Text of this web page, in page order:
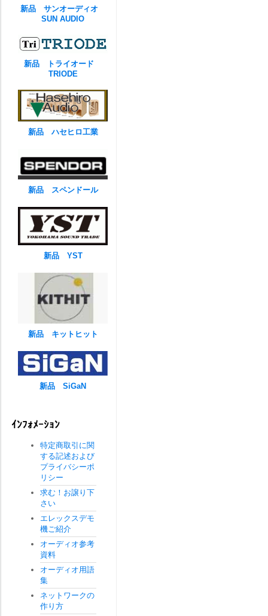
新品 サンオーディオ
SUN AUDIO
新品 トライオード
TRIODE
新品 ハセヒロ工業
新品 スペンドール
新品 YST
新品 キットヒット
新品 SiGaN
ｲﾝﾌｫﾒｰｼｮﾝ
特定商取引に関
する記述および
プライバシーポ
リシー
求む！お譲り下
さい
エレックスデモ
機ご紹介
オーディオ参考
資料
オーディオ用語
集
ネットワークの
作り方